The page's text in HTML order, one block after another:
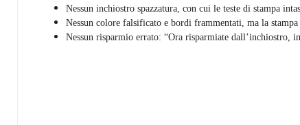
Nessun inchiostro spazzatura, con cui le teste di stampa
Nessun colore falsificato e bordi frammentati, ma la
Nessun risparmio errato: “Ora risparmiate